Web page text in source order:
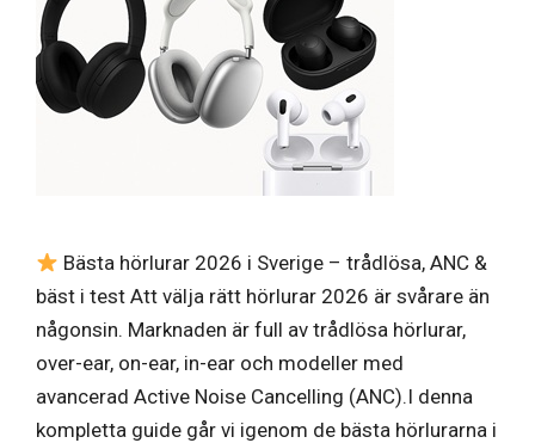
Bästa hörlurar 2026 i Sverige – trådlösa, ANC &
bäst i test Att välja rätt hörlurar 2026 är svårare än
någonsin. Marknaden är full av trådlösa hörlurar,
over-ear, on-ear, in-ear och modeller med
avancerad Active Noise Cancelling (ANC).I denna
kompletta guide går vi igenom de bästa hörlurarna i